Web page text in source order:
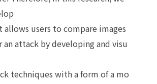
users to compare images
an attack by developing and visu
techniques with a form of a mo